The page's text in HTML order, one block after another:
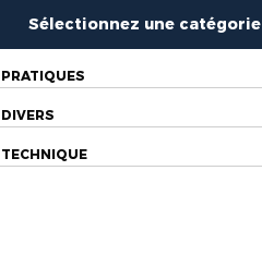
Sélectionnez une catégorie
PRATIQUES
DIVERS
TECHNIQUE